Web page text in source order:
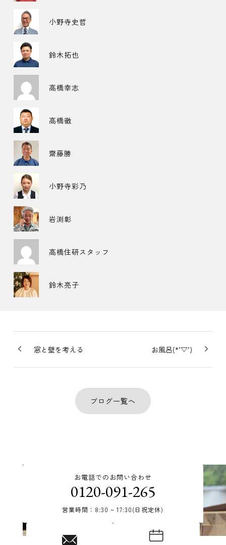
小野寺史哲
鈴木拓也
高橋幸志
高橋徹
齋藤勝
小野寺彩乃
岩渕彰
高橋住研スタッフ
鈴木亮子
窓と壁を考える お風呂(*’▽’)
ブログ一覧へ
お電話でのお問い合わせ
0120-091-265
営業時間：8:30 ~ 17:30(日祝定休)